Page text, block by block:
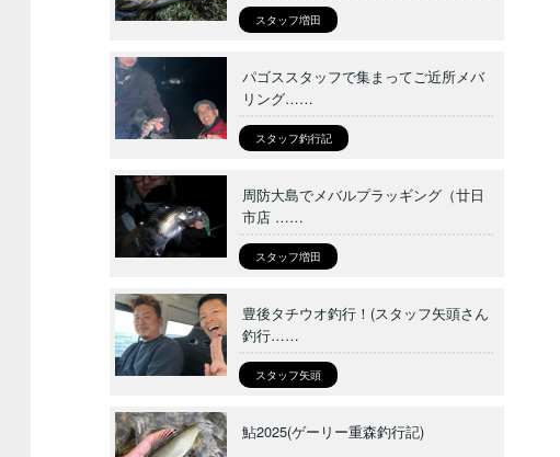
スタッフ増田
パゴススタッフで集まってご近所メバ
リング……
スタッフ釣行記
周防大島でメバルプラッギング（廿日
市店 ……
スタッフ増田
豊後タチウオ釣行！(スタッフ矢頭さん
釣行……
スタッフ矢頭
鮎2025(ゲーリー重森釣行記)